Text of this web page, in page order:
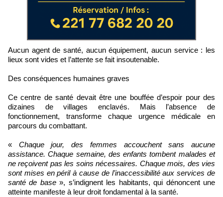
Aucun agent de santé, aucun équipement, aucun service : les
lieux sont vides et l’attente se fait insoutenable.
Des conséquences humaines graves
Ce centre de santé devait être une bouffée d’espoir pour des
dizaines de villages enclavés. Mais l’absence de
fonctionnement, transforme chaque urgence médicale en
parcours du combattant.
« Chaque jour, des femmes accouchent sans aucune
assistance. Chaque semaine, des enfants tombent malades et
ne reçoivent pas les soins nécessaires. Chaque mois, des vies
sont mises en péril à cause de l’inaccessibilité aux services de
santé de base», s’indignent les habitants, qui dénoncent une
atteinte manifeste à leur droit fondamental à la santé.